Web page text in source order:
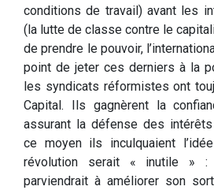
conditions de travail) avant les
(la lutte de classe contre le
de prendre le pouvoir,
point de jeter ces derniers à la
les syndicats réformistes ont
Capital. Ils gagnèrent la
assurant la défense des
ce moyen ils inculquaient
révolution serait « inutile » :
parviendrait à améliorer son